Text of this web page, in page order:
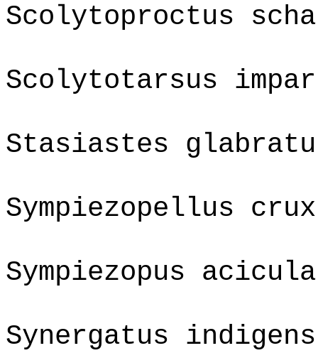
Scolytoproctus
Scolytotarsus impar
Stasiastes
Sympiezopellus crux
Sympiezopus
Synergatus indigens